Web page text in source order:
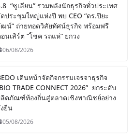
“ซูเลียน” รวมพลังนักธุรกิจทั่วประเทศ
ประชุมใหญ่แห่งปี พบ CEO “ดร.ปิยะ
น์” ถ่ายทอดวิสัยทัศน์ธุรกิจ พร้อมฟรี
นเสิร์ต “โชค รถแห่” ยกวง
06/08/2026
เดินหน้าจัดกิจกรรมเจรจาธุรกิจ
TRADE CONNECT 2026” ยกระดับ
ตภัณฑ์ท้องถิ่นสู่ตลาดเชิงพาณิชย์อย่าง
ยืน
05/08/2026